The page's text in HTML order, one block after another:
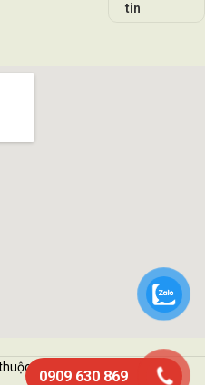
tin
về Vattukimhai.com
0909 630 869